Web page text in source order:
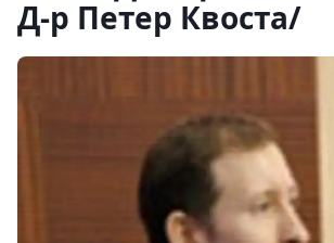
Д-р Петер Квоста/